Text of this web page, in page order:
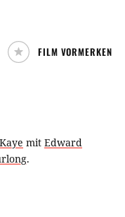
FILM VORMERKEN
mit Edward
.